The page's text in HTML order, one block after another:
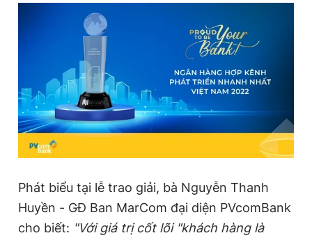
Phát biểu tại lễ trao giải, bà Nguyễn Thanh
Huyền - GĐ Ban MarCom đại diện PVcomBank
cho biết: "Với giá trị cốt lõi "khách hàng là